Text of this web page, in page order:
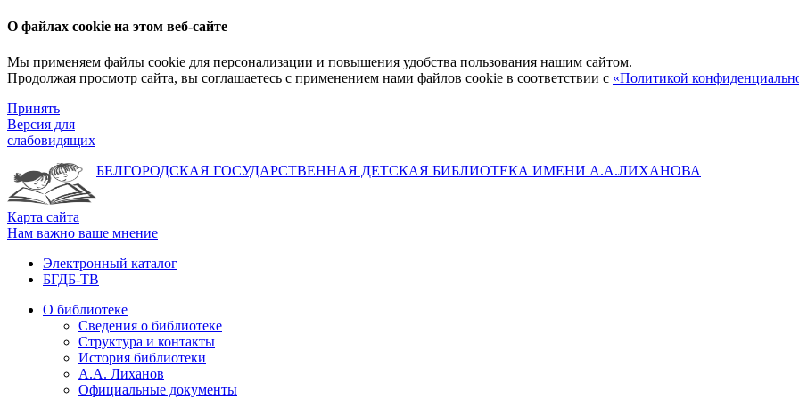
О файлах cookie на этом веб-сайте
Мы применяем файлы cookie для персонализации и повышения удобства пользования нашим сайтом.
Продолжая просмотр сайта, вы соглашаетесь с применением нами файлов cookie в соответствии с «Политикой
Принять
Версия для
слабовидящих
БЕЛГОРОДСКАЯ ГОСУДАРСТВЕННАЯ ДЕТСКАЯ БИБЛИОТЕКА ИМЕНИ А.А.ЛИХАНОВА
Карта сайта
Нам важно ваше мнение
Электронный каталог
БГДБ-ТВ
О библиотеке
Сведения о библиотеке
Структура и контакты
История библиотеки
А.А. Лиханов
Официальные документы